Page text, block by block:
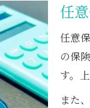
弁護士特約で補
補償上限額や刑
被保険者や同乗
い事故対応に役
もらい事故時に
任
任意
の保
す。
また